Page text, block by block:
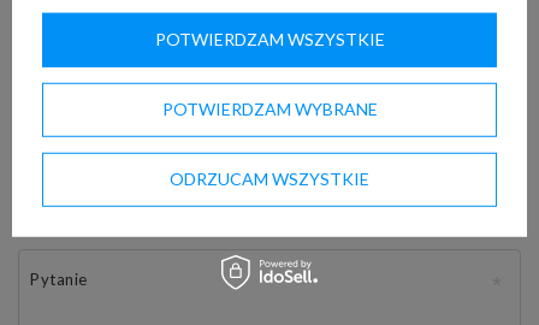
ZAPYTAJ O PRODUKT
swoje pytanie odnośnie tego produktu. Postaramy się odpowiedzieć
tak szybko jak tylko będzie to możliwe.
E-mail
Pytanie
POTWIERDZAM WYBRANE
ODRZUCAM WSZYSTKIE
POTWIERDZAM WSZYSTKIE